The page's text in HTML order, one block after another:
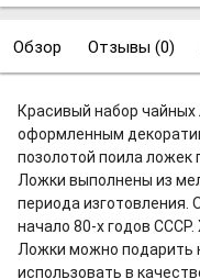
Обзор Отзывы (0)
Красивый набор
оформленным
позолотой поила
Ложки выполнены из
периода изготовления.
начало 80-х годов
Ложки можно подарить
использовать в